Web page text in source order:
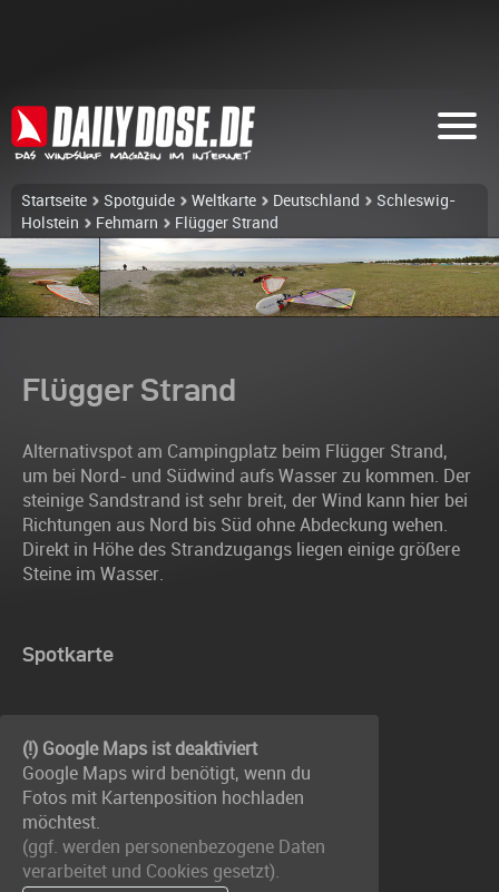
Startseite Spotguide Weltkarte Deutschland
Schleswig-
Holstein
Fehmarn Flügger Strand
Flügger Strand
Alternativspot am Campingplatz beim Flügger Strand,
um bei Nord- und Südwind aufs Wasser zu kommen. Der
steinige Sandstrand ist sehr breit, der Wind kann hier bei
Richtungen aus Nord bis Süd ohne Abdeckung wehen.
Direkt in Höhe des Strandzugangs liegen einige größere
Steine im Wasser.
Spotkarte
(!) Google Maps ist deaktiviert
Google Maps wird benötigt, wenn du
Fotos mit Kartenposition hochladen
möchtest.
(ggf. werden personen­bezogene Daten
verarbeitet und Cookies gesetzt).